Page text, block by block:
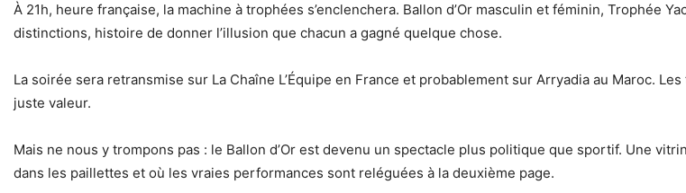
À 21h, heure française, la machine à trophées s’enclenchera. Ballon d’Or masculin et féminin, Trophée
distinctions, histoire de donner l’illusion que chacun a gagné quelque chose.
La soirée sera retransmise sur La Chaîne L’Équipe en France et probablement sur Arryadia au Maroc.
juste valeur.
Mais ne nous y trompons pas : le Ballon d’Or est devenu un spectacle plus politique que sportif. Une
dans les paillettes et où les vraies performances sont reléguées à la deuxième page.